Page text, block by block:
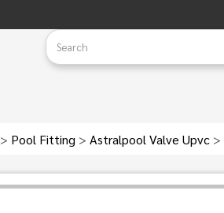
> Pool Fitting > Astralpool Valve Upvc >